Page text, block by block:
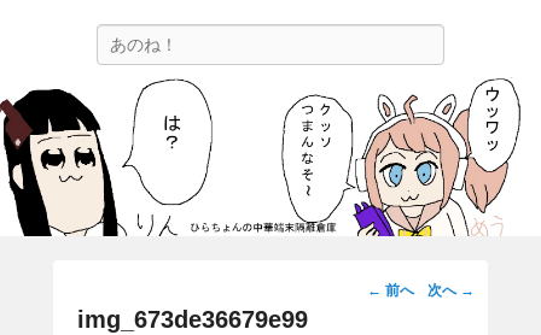
ひらちょんの中華端末隔離倉庫
ほたがページ上部にある検索バーを消してくれたサイトです。
画
← 前へ 次へ →
img_673de36679e99